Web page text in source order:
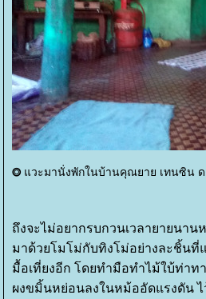
⭗ วะมานั่งพักนบ้านคุณยาย เทนซิน ด
ถึงจะไม่อยากรบกวนเวลายายนา
มาด้วยโมโม่กับทิงโม่อย่างละชิ้นที่
มื้อเที่ยงอีก โดยทำมือทำไม้ใบ้ท่า
ผงขมิ้นหย่อนลงในหม้ออัดแรงดัน